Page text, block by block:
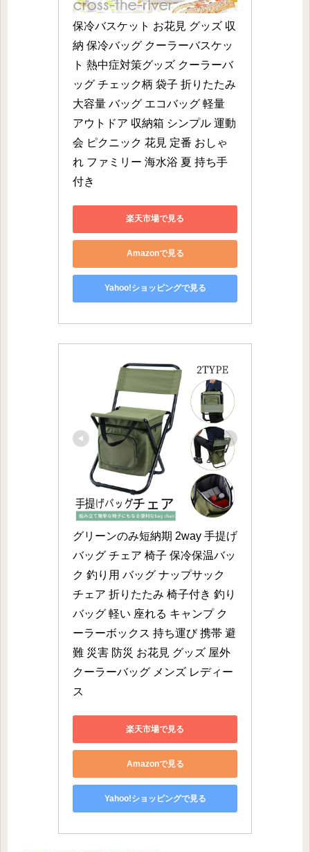
保冷バスケット お花見 グッズ 収
納 保冷バッグ クーラーバスケッ
ト 熱中症対策グッズ クーラーバ
ッグ チェック柄 袋子 折りたたみ
大容量 バッグ エコバッグ 軽量
アウトドア 収納箱 シンプル 運動
会 ピクニック 花見 定番 おしゃ
れ ファミリー 海水浴 夏 持ち手
付き
楽天市場で見る
Amazonで見る
Yahoo!ショッピングで見る
グリーンのみ短納期 2way 手提げ
バッグ チェア 椅子 保冷保温バッ
ク 釣り用 バッグ ナップサック
チェア 折りたたみ 椅子付き 釣り
バッグ 軽い 座れる キャンプ ク
ーラーボックス 持ち運び 携帯 避
難 災害 防災 お花見 グッズ 屋外
クーラーバッグ メンズ レディー
ス
楽天市場で見る
Amazonで見る
Yahoo!ショッピングで見る